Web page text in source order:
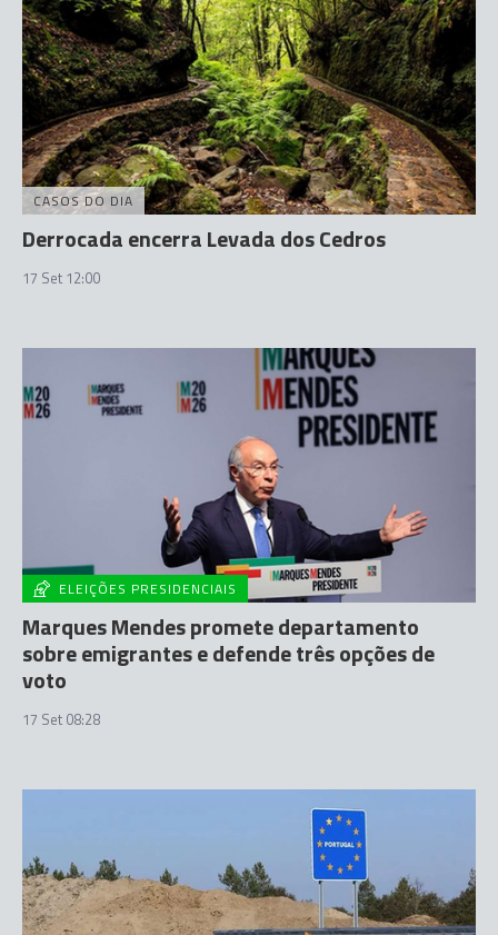
CASOS DO DIA
Derrocada encerra Levada dos Cedros
17 Set 12:00
ELEIÇÕES PRESIDENCIAIS
Marques Mendes promete departamento
sobre emigrantes e defende três opções de
voto
17 Set 08:28